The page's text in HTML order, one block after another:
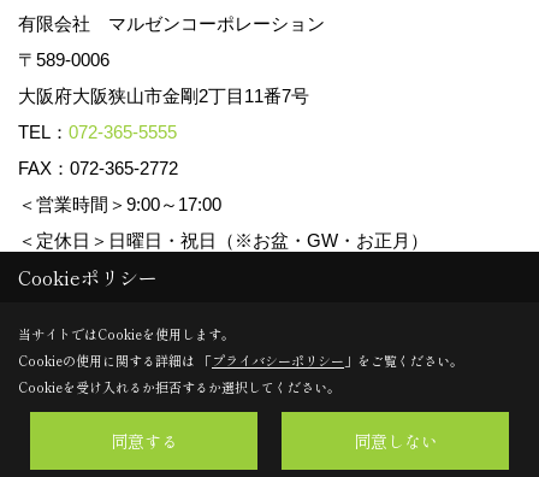
有限会社 マルゼンコーポレーション
〒589-0006
大阪府大阪狭山市金剛2丁目11番7号
TEL： 072-365-5555
FAX：072-365-2772
＜営業時間＞9:00～17:00
＜定休日＞日曜日・祝日（※お盆・GW・お正月）
Copyright (c) マルゼンコーポレーション. All Rights Reserved.
Produced byゴデスクリエイト
Cookieポリシー
当サイトではCookieを使用します。
Cookieの使用に関する詳細は 「プライバシーポリシー 」をご覧ください。
Cookieを受け入れるか拒否するか選択してください。
同意する 同意しない